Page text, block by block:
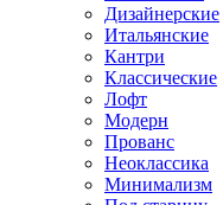
Дизайнерские
Итальянские
Кантри
Классические
Лофт
Модерн
Прованс
Неоклассика
Минимализм